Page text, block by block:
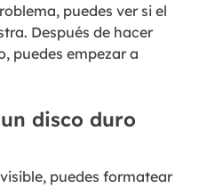
puedes ver si el
Después de hacer
puedes empezar a
disco duro
puedes formatear